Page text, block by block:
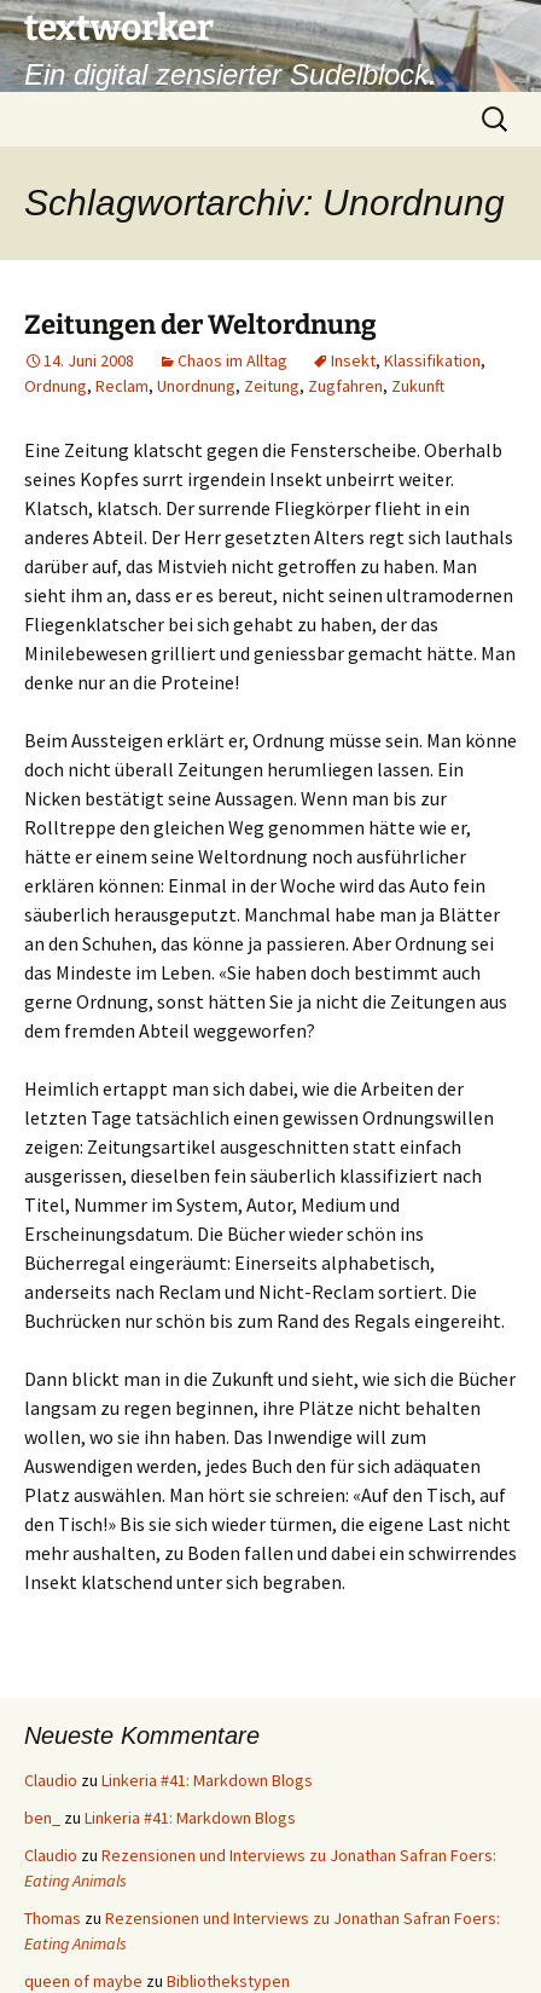
Zum
Inhalt
springen
textworker
Ein digital zensierter Sudelblock.
Suchen
nach:
Schlagwortarchiv: Unordnung
Zeitungen der Weltordnung
14. Juni 2008 Chaos im Alltag Insekt, Klassifikation,
Ordnung, Reclam, Unordnung, Zeitung, Zugfahren, Zukunft
Eine Zeitung klatscht gegen die Fensterscheibe. Oberhalb
seines Kopfes surrt irgendein Insekt unbeirrt weiter.
Klatsch, klatsch. Der surrende Fliegkörper flieht in ein
anderes Abteil. Der Herr gesetzten Alters regt sich lauthals
darüber auf, das Mistvieh nicht getroffen zu haben. Man
sieht ihm an, dass er es bereut, nicht seinen ultramodernen
Fliegenklatscher bei sich gehabt zu haben, der das
Minilebewesen grilliert und geniessbar gemacht hätte. Man
denke nur an die Proteine!
Beim Aussteigen erklärt er, Ordnung müsse sein. Man könne
doch nicht überall Zeitungen herumliegen lassen. Ein
Nicken bestätigt seine Aussagen. Wenn man bis zur
Rolltreppe den gleichen Weg genommen hätte wie er,
hätte er einem seine Weltordnung noch ausführlicher
erklären können: Einmal in der Woche wird das Auto fein
säuberlich herausgeputzt. Manchmal habe man ja Blätter
an den Schuhen, das könne ja passieren. Aber Ordnung sei
das Mindeste im Leben. «Sie haben doch bestimmt auch
gerne Ordnung, sonst hätten Sie ja nicht die Zeitungen aus
dem fremden Abteil weggeworfen?
Heimlich ertappt man sich dabei, wie die Arbeiten der
letzten Tage tatsächlich einen gewissen Ordnungswillen
zeigen: Zeitungsartikel ausgeschnitten statt einfach
ausgerissen, dieselben fein säuberlich klassifiziert nach
Titel, Nummer im System, Autor, Medium und
Erscheinungsdatum. Die Bücher wieder schön ins
Bücherregal eingeräumt: Einerseits alphabetisch,
anderseits nach Reclam und Nicht-Reclam sortiert. Die
Buchrücken nur schön bis zum Rand des Regals eingereiht.
Dann blickt man in die Zukunft und sieht, wie sich die Bücher
langsam zu regen beginnen, ihre Plätze nicht behalten
wollen, wo sie ihn haben. Das Inwendige will zum
Auswendigen werden, jedes Buch den für sich adäquaten
Platz auswählen. Man hört sie schreien: «Auf den Tisch, auf
den Tisch!» Bis sie sich wieder türmen, die eigene Last nicht
mehr aushalten, zu Boden fallen und dabei ein schwirrendes
Insekt klatschend unter sich begraben.
Neueste Kommentare
Claudio zu Linkeria #41: Markdown Blogs
ben_
zu Linkeria #41: Markdown Blogs
Claudio zu Rezensionen und Interviews zu Jonathan Safran Foers:
Eating Animals
Thomas zu Rezensionen und Interviews zu Jonathan Safran Foers:
Eating Animals
queen of maybe zu Bibliothekstypen